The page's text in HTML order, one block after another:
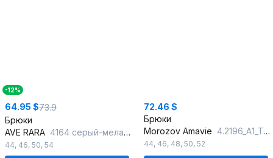
-12%
64.95 $73.9
Брюки
AVE RARA 4164 серый-меланж
44, 46, 50, 54
72.46 $
Брюки
Morozov Amavie 4.2196_A1_Tamlyn
44, 46, 48, 50, 52